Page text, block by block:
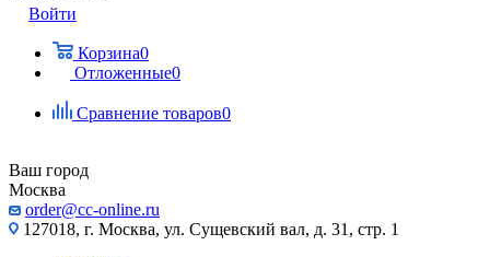
Войти
Корзина0
Отложенные0
Сравнение товаров0
Ваш город
Москва
order@cc-online.ru
127018, г. Москва, ул. Сущевский вал, д. 31, стр. 1